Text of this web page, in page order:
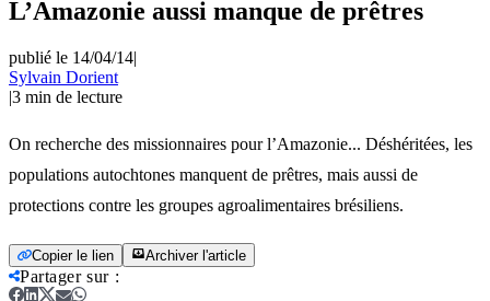
L’Amazonie aussi manque de prêtres
publié le 14/04/14|
Sylvain Dorient
|3 min de lecture
On recherche des missionnaires pour l’Amazonie... Déshéritées, les
populations autochtones manquent de prêtres, mais aussi de
protections contre les groupes agroalimentaires brésiliens.
Copier le lien Archiver l'article
Partager sur: